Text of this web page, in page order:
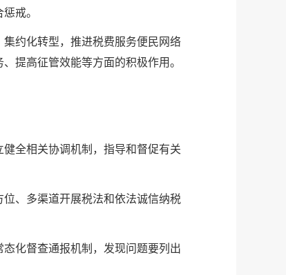
戒。
约化转型，推进税费服务便民网络
提高征管效能等方面的积极作用。
全相关协调机制，指导和督促有关
、多渠道开展税法和依法诚信纳税
化督查通报机制，发现问题要列出